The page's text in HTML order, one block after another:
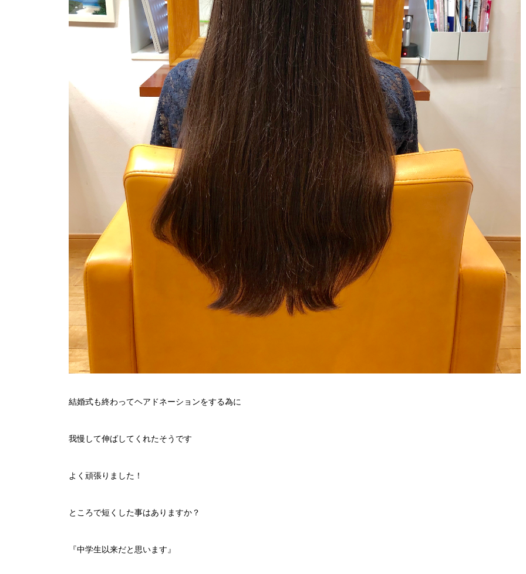
結婚式も終わってヘアドネーションをする為に
我慢して伸ばしてくれたそうです
よく頑張りました！
ところで短くした事はありますか？
『中学生以来だと思います』